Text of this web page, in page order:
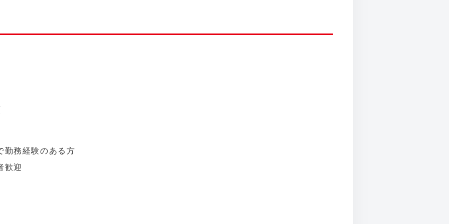
勤務経験のある方
歓迎